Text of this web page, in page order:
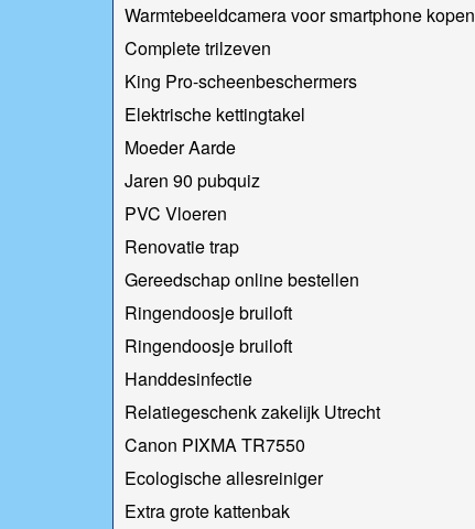
Warmtebeeldcamera voor smartphone kopen
Complete trilzeven
King Pro-scheenbeschermers
Elektrische kettingtakel
Moeder Aarde
Jaren 90 pubquiz
PVC Vloeren
Renovatie trap
Gereedschap online bestellen
Ringendoosje bruiloft
Ringendoosje bruiloft
Handdesinfectie
Relatiegeschenk zakelijk Utrecht
Canon PIXMA TR7550
Ecologische allesreiniger
Extra grote kattenbak